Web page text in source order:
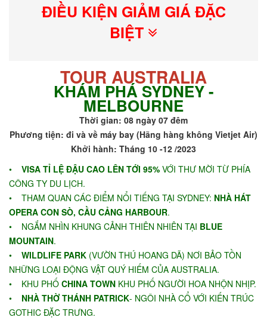
ĐIỀU KIỆN GIẢM GIÁ ĐẶC
BIỆT
TOUR AUSTRALIA
KHÁM PHÁ SYDNEY -
MELBOURNE
Thời gian: 08 ngày 07 đêm
Phương tiện: đi và về máy bay (Hãng hàng không Vietjet Air)
Khởi hành: Tháng 10 -12 /2023
• VISA TỈ LỆ ĐẬU CAO LÊN TỚI 95% VỚI THƯ MỜI TỪ PHÍA
CÔNG TY DU LỊCH.
• THAM QUAN CÁC ĐIỂM NỔI TIẾNG TẠI SYDNEY: NHÀ HÁT
OPERA CON SÒ, CẦU CẢNG HARBOUR.
• NGẮM NHÌN KHUNG CẢNH THIÊN NHIÊN TẠI BLUE
MOUNTAIN.
• WILDLIFE PARK (VƯỜN THÚ HOANG DÃ) NƠI BẢO TỒN
NHỮNG LOẠI ĐỘNG VẬT QUÝ HIẾM CỦA AUSTRALIA.
• KHU PHỐ CHINA TOWN KHU PHỐ NGƯỜI HOA NHỘN NHỊP.
• NHÀ THỜ THÁNH PATRICK- NGÔI NHÀ CỔ VỚI KIẾN TRÚC
GOTHIC ĐẶC TRƯNG.